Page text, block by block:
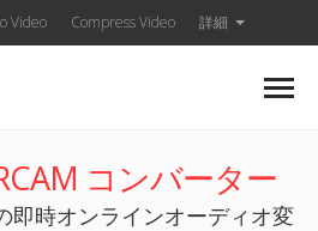
Video Compress Video 詳細
コンバーター
即時オンラインオーディオ変